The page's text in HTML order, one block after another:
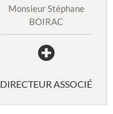
Monsieur Stéphane
BOIRAC
DIRECTEUR ASSOCIÉ